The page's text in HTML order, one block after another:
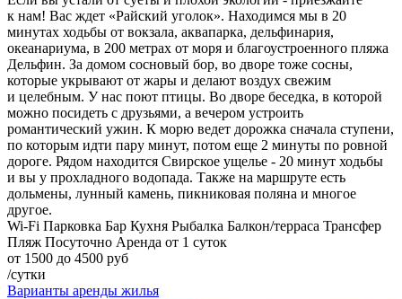
к нам! Вас ждет «Райский уголок». Находимся мы в 20
минутах ходьбы от вокзала, аквапарка, дельфинария,
океанариума, в 200 метрах от моря и благоустроенного пляжа
Дельфин. За домом сосновый бор, во дворе тоже сосны,
которые укрывают от жары и делают воздух свежим
и целебным. У нас поют птицы. Во дворе беседка, в которой
можно посидеть с друзьями, а вечером устроить
романтический ужин. К морю ведет дорожка сначала ступени,
по которым идти пару минут, потом еще 2 минуты по ровной
дороге. Рядом находится Свирское ущелье - 20 минут ходьбы
и вы у прохладного водопада. Также на маршруте есть
дольмены, лунный камень, пикниковая поляна и многое
другое.
Wi-Fi Парковка Бар Кухня Рыбалка Балкон/терраса Трансфер
Пляж Посуточно Аренда от 1 суток
от 1500 до 4500 руб
/сутки
Варианты аренды жилья